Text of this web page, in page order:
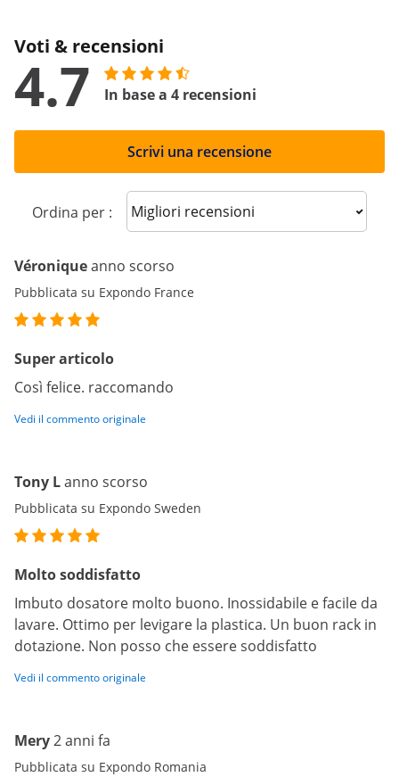
Voti & recensioni
4.7 In base a 4 recensioni
Scrivi una recensione
Ordina per : Sort reviews
Véroniqueanno scorso
Pubblicata su Expondo France
Super articolo
Così felice. raccomando
Vedi il commento originale
Tony Lanno scorso
Pubblicata su Expondo Sweden
Molto soddisfatto
Imbuto dosatore molto buono. Inossidabile e facile da
lavare. Ottimo per levigare la plastica. Un buon rack in
dotazione. Non posso che essere soddisfatto
Vedi il commento originale
Mery2 anni fa
Pubblicata su Expondo Romania